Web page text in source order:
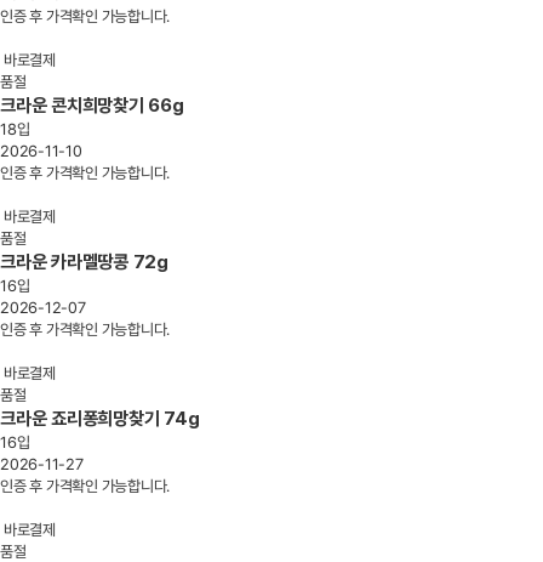
인증 후 가격확인 가능합니다.
바로결제
품절
크라운 콘치희망찾기 66g
18입
2026-11-10
인증 후 가격확인 가능합니다.
바로결제
품절
크라운 카라멜땅콩 72g
16입
2026-12-07
인증 후 가격확인 가능합니다.
바로결제
품절
크라운 죠리퐁희망찾기 74g
16입
2026-11-27
인증 후 가격확인 가능합니다.
바로결제
품절